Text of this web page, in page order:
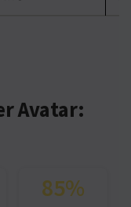
Avatar:
85%